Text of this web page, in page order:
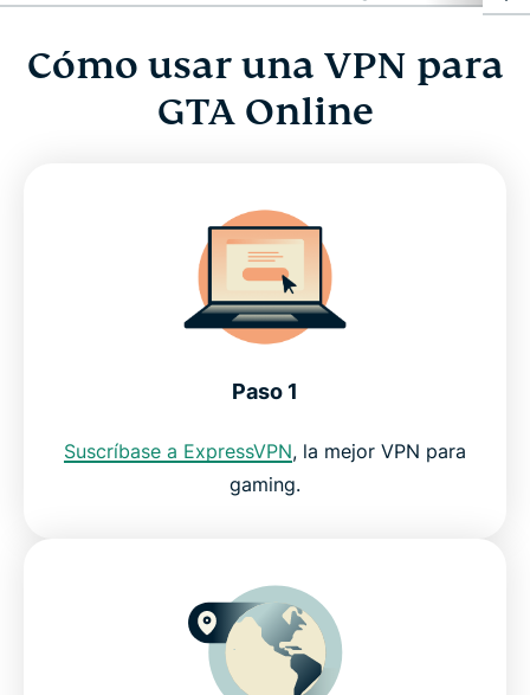
Cómo usar una VPN para GTA Online
¿Qué es GTA V online?
¿Cómo usar una VPN baja el ping en GTA V?
Preguntas frecuentes sobre GTA V online
¿Por qué ExpressVPN es la mejor para jugar?
Obtenga la mejor VPN para GTA V
Cómo usar una VPN para
GTA Online
Paso 1
Suscríbase a ExpressVPN, la mejor VPN para
gaming.